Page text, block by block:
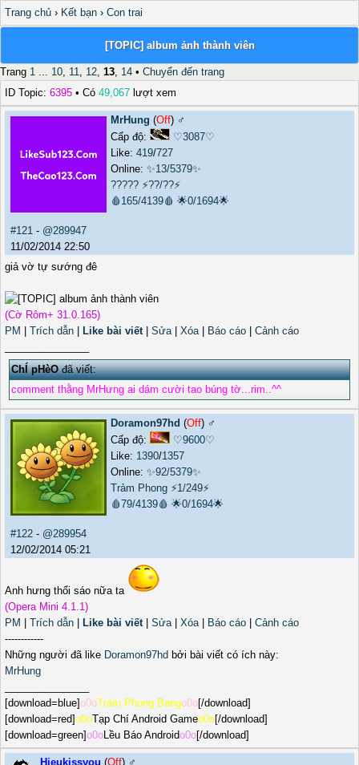
Trang chủ › Kết bạn › Con trai
[TOPIC] album ảnh thành viên
Trang 1 ... 10, 11, 12, 13, 14 • Chuyển đến trang
ID Topic: 6395 • Có 49,067 lượt xem
MrHung (Off) ♂️
Cấp độ:
♡3087♡
Like: 419/727
Online: ✨13/5379✨
????? ⚡??/??⚡
🩸165/4139🩸 🌟0/1694🌟
#121 - @289947
11/02/2014 22:50
giả vờ tự sướng đê
(Cờ Rôm+ 31.0.165)
PM
Trích dẫn Like bài viết| Sửa| Xóa| Báo cáo
Cảnh cáo
ChÍ pHèOđã viết:
comment thằng MrHưng ai dám cười tao búng tờ...rim..^^
Doramon97hd (Off) ♂️
Cấp độ:
♡9600♡
Like: 1390/1357
Online: ✨92/5379✨
Trảm Phong ⚡1/249⚡
🩸79/4139🩸 🌟0/1694🌟
#122 - @289954
12/02/2014 05:21
Anh hưng thổi sáo nữa ta
(Opera Mini 4.1.1)
PM
Trích dẫn Like bài viết| Sửa| Xóa| Báo cáo
Cảnh cáo
------------
Những người đã like Doramon97hd bởi bài viết có ích này:
MrHung
[download=blue] o0oTrảm Phong Bango0o[/download]
[download=red]o0oTạp Chí Android Gameo0o[/download]
[download=green]o0oLều Báo Androido0o[/download]
Hieukissyou (Off) ♂️